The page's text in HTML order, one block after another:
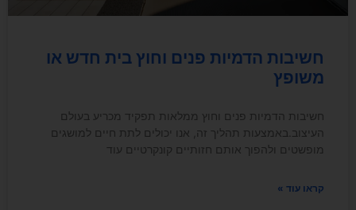
חשיבות הדמיות פנים וחוץ בית חדש או
משופץ
חשיבות הדמיות פנים וחוץ ממלאות תפקיד מכריע בעולם
העיצוב.באמצעות תהליך זה, אנו יכולים לתת חיים למושגים
מופשטים ולהפוך אותם חזותיים קונקרטיים עוד
קראו עוד »